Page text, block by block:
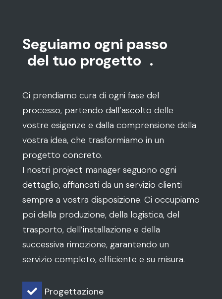
Seguiamo ogni passo
del tuo progetto .
Ci prendiamo cura di ogni fase del
processo, partendo dall’ascolto delle
vostre esigenze e dalla comprensione della
vostra idea, che trasformiamo in un
progetto concreto.
I nostri project manager seguono ogni
dettaglio, affiancati da un servizio clienti
sempre a vostra disposizione. Ci occupiamo
poi della produzione, della logistica, del
trasporto, dell’installazione e della
successiva rimozione, garantendo un
servizio completo, efficiente e su misura.
 Progettazione